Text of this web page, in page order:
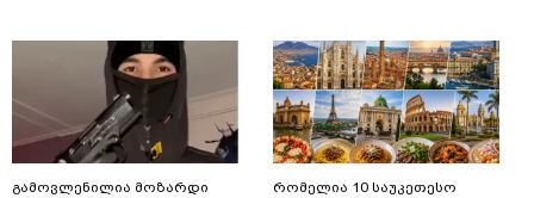
გამოვლენილია მოზარდი
რომელია 10 საუკეთესო